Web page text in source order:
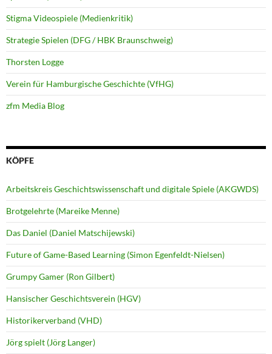
Stigma Videospiele (Medienkritik)
Strategie Spielen (DFG / HBK Braunschweig)
Thorsten Logge
Verein für Hamburgische Geschichte (VfHG)
zfm Media Blog
KÖPFE
Arbeitskreis Geschichtswissenschaft und digitale Spiele (AKGWDS)
Brotgelehrte (Mareike Menne)
Das Daniel (Daniel Matschijewski)
Future of Game-Based Learning (Simon Egenfeldt-Nielsen)
Grumpy Gamer (Ron Gilbert)
Hansischer Geschichtsverein (HGV)
Historikerverband (VHD)
Jörg spielt (Jörg Langer)